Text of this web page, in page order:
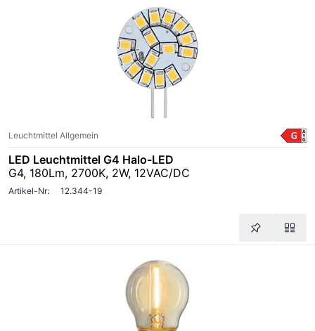
Leuchtmittel Allgemein
LED Leuchtmittel G4 Halo-LED
G4, 180Lm, 2700K, 2W, 12VAC/DC
Artikel-Nr: 12.344-19